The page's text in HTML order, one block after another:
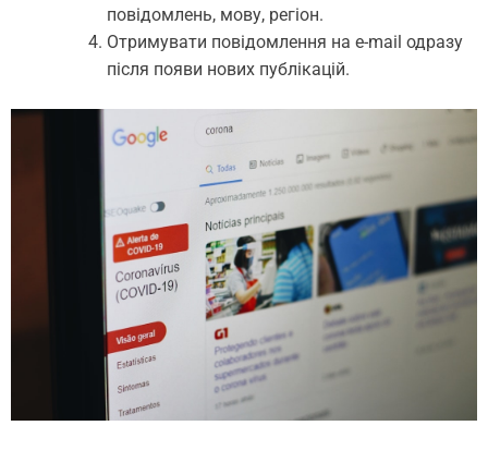
повідомлень, мову, регіон.
Отримувати повідомлення на e-mail одразу
після появи нових публікацій.